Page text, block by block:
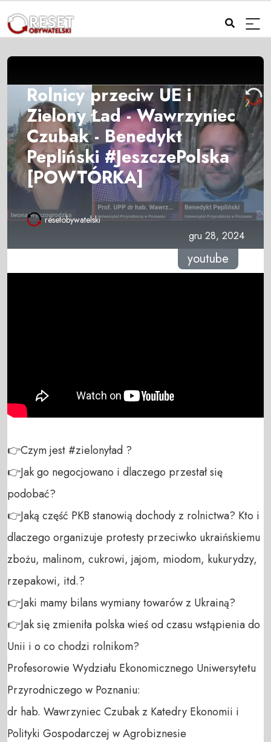
Rolnicy przeciw UE i
Zielony Ład - Wawrzyniec
Czubak - Benedykt
Pepliński #JeszczePolska
[POWTÓRKA]
resetobywatelski
gru 28, 2024
youtube
👉Czym jest #zielonyład ?
👉Jak go negocjowano i dlaczego przestał się
podobać?
👉Jaką część PKB stanowią dochody z rolnictwa? Kto i
dlaczego organizuje protesty przeciwko ukraińskiemu
zbożu, malinom, cukrowi, jajom, miodom, kukurydzy,
rzepakowi, itd.?
👉Jaki mamy bilans wymiany towarów z Ukrainą?
👉Jak się zmieniła polska wieś od czasu wstąpienia do
Unii i o co chodzi rolnikom?
Profesorowie Wydziału Ekonomicznego Uniwersytetu
Przyrodniczego w Poznaniu:
dr hab. Wawrzyniec Czubak z Katedry Ekonomii i
Polityki Gospodarczej w Agrobiznesie